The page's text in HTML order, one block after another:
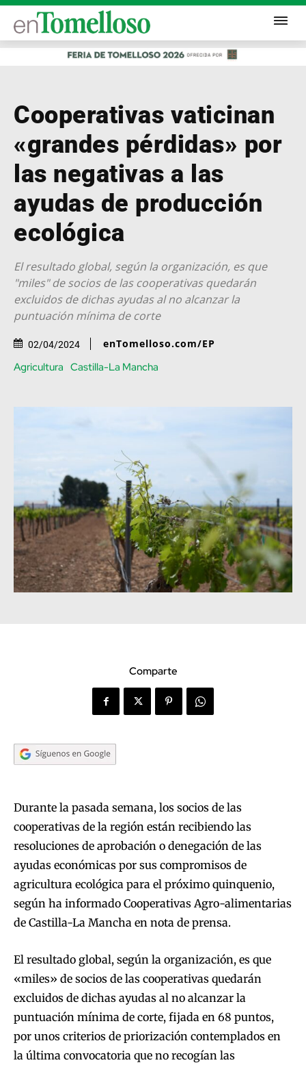
Cooperativas vaticinan
«grandes pérdidas» por
las negativas a las
ayudas de producción
ecológica
El resultado global, según la organización, es que
"miles" de socios de las cooperativas quedarán
excluidos de dichas ayudas al no alcanzar la
puntuación mínima de corte
02/04/2024 enTomelloso.com/EP
Agricultura Castilla-La Mancha
Comparte
Durante la pasada semana, los socios de las
cooperativas de la región están recibiendo las
resoluciones de aprobación o denegación de las
ayudas económicas por sus compromisos de
agricultura ecológica para el próximo quinquenio,
según ha informado Cooperativas Agro-alimentarias
de Castilla-La Mancha en nota de prensa.
El resultado global, según la organización, es que
«miles» de socios de las cooperativas quedarán
excluidos de dichas ayudas al no alcanzar la
puntuación mínima de corte, fijada en 68 puntos,
por unos criterios de priorización contemplados en
la última convocatoria que no recogían las